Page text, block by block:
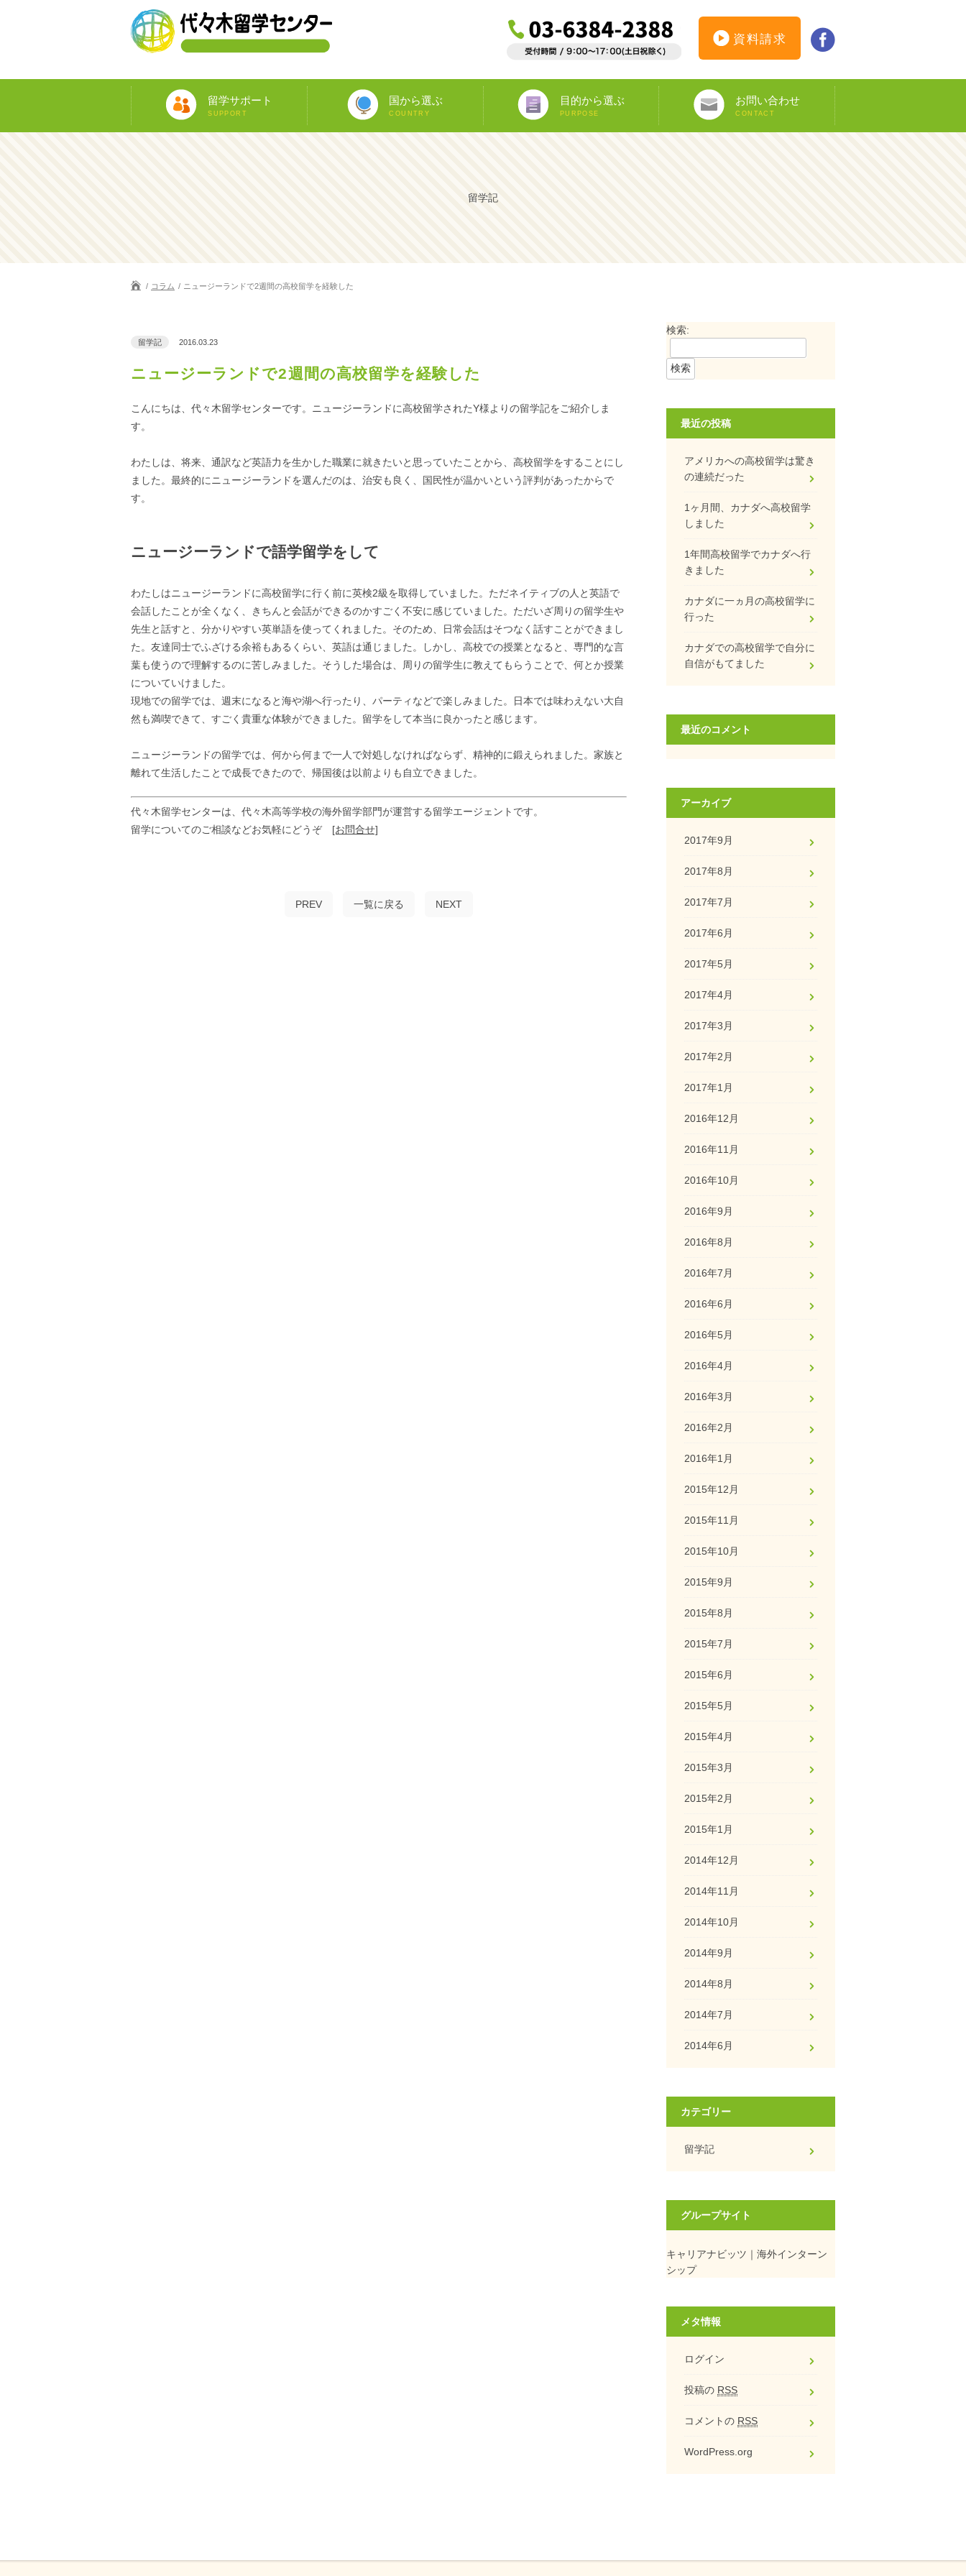
資料請求
留学サポート
SUPPORT
国から選ぶ
COUNTRY
アメリカ
カナダ
オーストラリア
ニュージーランド
イギリス
アイルランド
マルタ
イタリア
スペイン
フランス
ドイツ
南アフリカ
目的から選ぶ
PURPOSE
語学留学
教師宅ホームステイ
中学/高校正規留学
大学正規留学
専門留学
語学プラスα
海外ボランティア
海外インターンシップ
オペア
ワーキングホリデー
お問い合わせ
CONTACT
カウンセリング予約
資料請求
オンライン申し込み
インターンシップ仮登録
ビザ申請サポート
DS-160
留学記
コラム ニュージーランドで2週間の高校留学を経験した
留学記 2016.03.23
ニュージーランドで2週間の高校留学を経験した
こんにちは、代々木留学センターです。ニュージーランドに高校留学されたY様よりの留学記をご紹介しま
す。
わたしは、将来、通訳など英語力を生かした職業に就きたいと思っていたことから、高校留学をすることにし
ました。最終的にニュージーランドを選んだのは、治安も良く、国民性が温かいという評判があったからで
す。
ニュージーランドで語学留学をして
わたしはニュージーランドに高校留学に行く前に英検2級を取得していました。ただネイティブの人と英語で
会話したことが全くなく、きちんと会話ができるのかすごく不安に感じていました。ただいざ周りの留学生や
先生と話すと、分かりやすい英単語を使ってくれました。そのため、日常会話はそつなく話すことができまし
た。友達同士でふざける余裕もあるくらい、英語は通じました。しかし、高校での授業となると、専門的な言
葉も使うので理解するのに苦しみました。そうした場合は、周りの留学生に教えてもらうことで、何とか授業
についていけました。
現地での留学では、週末になると海や湖へ行ったり、パーティなどで楽しみました。日本では味わえない大自
然も満喫できて、すごく貴重な体験ができました。留学をして本当に良かったと感じます。
ニュージーランドの留学では、何から何まで一人で対処しなければならず、精神的に鍛えられました。家族と
離れて生活したことで成長できたので、帰国後は以前よりも自立できました。
代々木留学センターは、代々木高等学校の海外留学部門が運営する留学エージェントです。
留学についてのご相談などお気軽にどうぞ [お問合せ]
PREV 一覧に戻る NEXT
検索:
最近の投稿
アメリカへの高校留学は驚き
の連続だった
1ヶ月間、カナダへ高校留学
しました
1年間高校留学でカナダへ行
きました
カナダに一ヵ月の高校留学に
行った
カナダでの高校留学で自分に
自信がもてました
最近のコメント
アーカイブ
2017年9月
2017年8月
2017年7月
2017年6月
2017年5月
2017年4月
2017年3月
2017年2月
2017年1月
2016年12月
2016年11月
2016年10月
2016年9月
2016年8月
2016年7月
2016年6月
2016年5月
2016年4月
2016年3月
2016年2月
2016年1月
2015年12月
2015年11月
2015年10月
2015年9月
2015年8月
2015年7月
2015年6月
2015年5月
2015年4月
2015年3月
2015年2月
2015年1月
2014年12月
2014年11月
2014年10月
2014年9月
2014年8月
2014年7月
2014年6月
カテゴリー
留学記
グループサイト
キャリアナビッツ｜海外インターン
シップ
メタ情報
ログイン
投稿の RSS
コメントの RSS
WordPress.org